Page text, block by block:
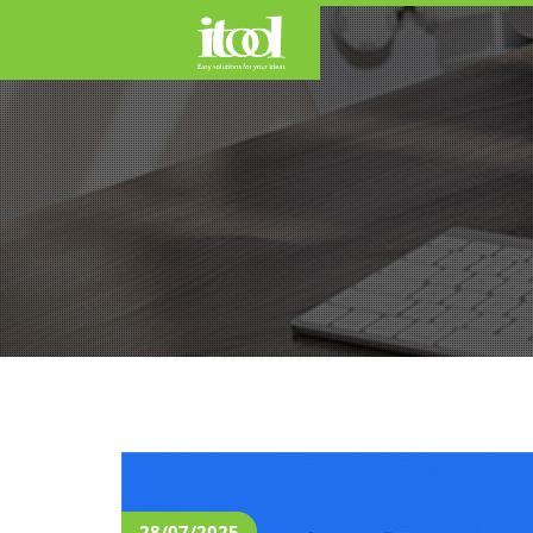
CÔNG TY THIẾT KẾ
日本語